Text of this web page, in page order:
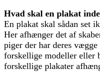
Hvad skal en plakat
En plakat skal sådan set
Her afhænger det af
piger der har deres
forskellige modeller eller
forskellige plakater